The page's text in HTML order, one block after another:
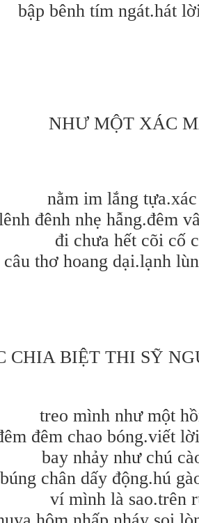
bập bênh tím ngát.hát
NHƯ MỘT XÁC
nằm im lắng
đênh nhẹ hẫng.đêm
đi chưa hết cõi cố
câu thơ hoang dại.lạnh
CHIA BIỆT THI SỸ
treo mình như một
đêm chao bóng.viết
bay nhảy như chú
búng chân dấy động.hú
ví mình là sao.trên